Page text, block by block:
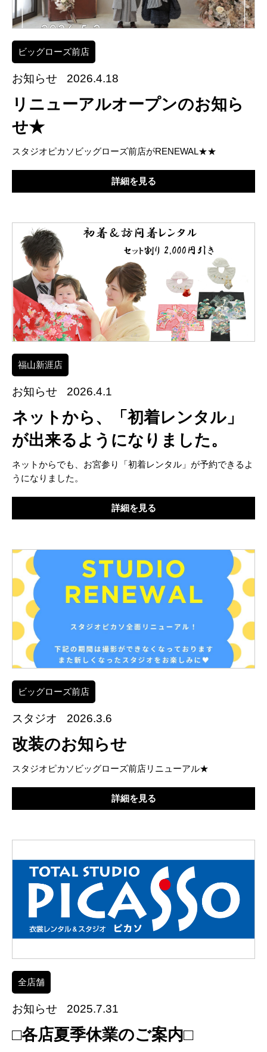
ビッグローズ前店
お知らせ 2026.4.18
リニューアルオープンのお知ら
せ★
スタジオピカソビッグローズ前店がRENEWAL★★
詳細を見る
福山新涯店
お知らせ 2026.4.1
ネットから、「初着レンタル」
が出来るようになりました。
ネットからでも、お宮参り「初着レンタル」が予約できるよ
うになりました。
詳細を見る
ビッグローズ前店
スタジオ 2026.3.6
改装のお知らせ
スタジオピカソビッグローズ前店リニューアル★
詳細を見る
全店舗
お知らせ 2025.7.31
□各店夏季休業のご案内□